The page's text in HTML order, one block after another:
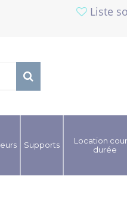
Liste
Supports
Location
durée